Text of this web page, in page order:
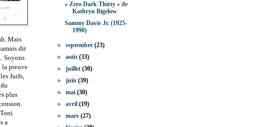
Mais
dit
Soyons
la preuve
Juifs,
plus
a
« Zero Dark Thirty » de
Kathryn Bigelow
Sammy Davis Jr. (1925-
1990)
►septembre(23)
►août(33)
►juillet(30)
►juin(39)
►mai(30)
►avril(19)
►mars(27)